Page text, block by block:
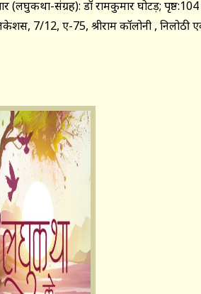
(लघुकथा-संग्रह): डॉ रामकुमार घोटड़;
7/12, ए-75, श्रीराम कॉलोनी , निलोठी